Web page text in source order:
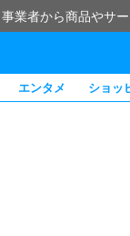
業者から商品やサ
エンタメ ショッ